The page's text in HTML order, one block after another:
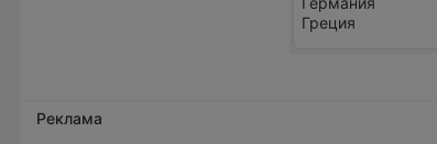
Греция
Реклама